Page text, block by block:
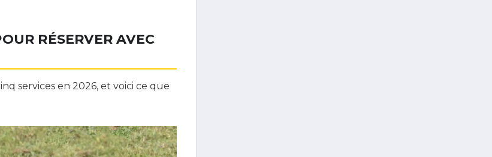
RÉSERVER AVEC
services en 2026, et voici ce que